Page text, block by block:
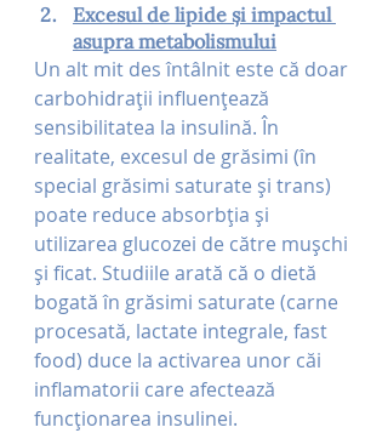
Excesul de lipide și impactul
asupra metabolismului
Un alt mit des întâlnit este că doar
carbohidrații influențează
sensibilitatea la insulină. În
realitate, excesul de grăsimi (în
special grăsimi saturate și trans)
poate reduce absorbția și
utilizarea glucozei de către mușchi
și ficat. Studiile arată că o dietă
bogată în grăsimi saturate (carne
procesată, lactate integrale, fast
food) duce la activarea unor căi
inflamatorii care afectează
funcționarea insulinei.